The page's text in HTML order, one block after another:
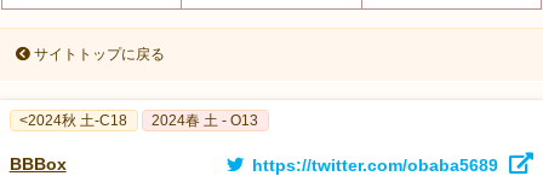
サイトトップに戻る
<2024秋 土-C18 2024春 土 - O13
BBBox https://twitter.com/obaba5689